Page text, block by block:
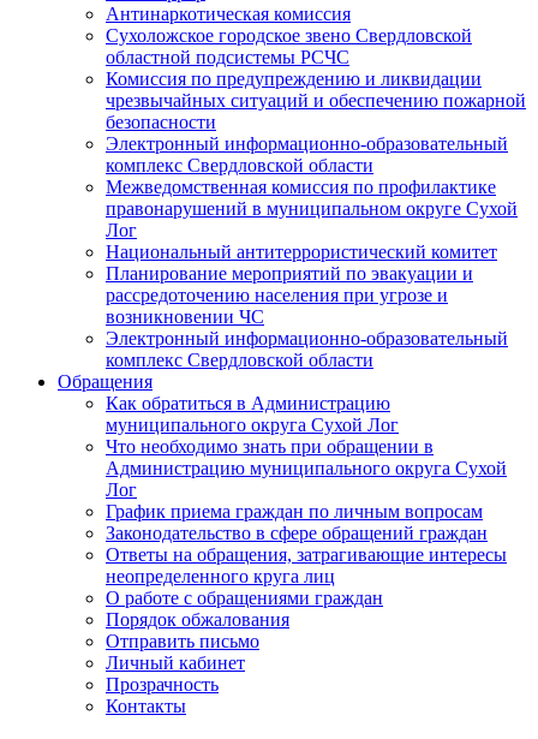
Антинаркотическая комиссия
Сухоложское городское звено Свердловской
областной подсистемы РСЧС
Комиссия по предупреждению и ликвидации
чрезвычайных ситуаций и обеспечению пожарной
безопасности
Электронный информационно-образовательный
комплекс Cвердловской области
Межведомственная комиссия по профилактике
правонарушений в муниципальном округе Сухой
Лог
Национальный антитеррористический комитет
Планирование мероприятий по эвакуации и
рассредоточению населения при угрозе и
возникновении ЧС
Электронный информационно-образовательный
комплекс Свердловской области
Обращения
Как обратиться в Администрацию
муниципального округа Сухой Лог
Что необходимо знать при обращении в
Администрацию муниципального округа Сухой
Лог
График приема граждан по личным вопросам
Законодательство в сфере обращений граждан
Ответы на обращения, затрагивающие интересы
неопределенного круга лиц
О работе с обращениями граждан
Порядок обжалования
Отправить письмо
Личный кабинет
Прозрачность
Контакты